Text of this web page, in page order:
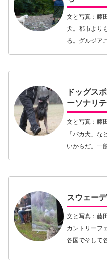
文と写真：藤
犬。都市より
る。グルジア
日本ではジョ
ドッグス
ーソナリ
文と写真：藤
「バカ犬」
いからだ。一
るサイトハウ
スウェー
文と写真：藤
カントリーフ
各国でそして